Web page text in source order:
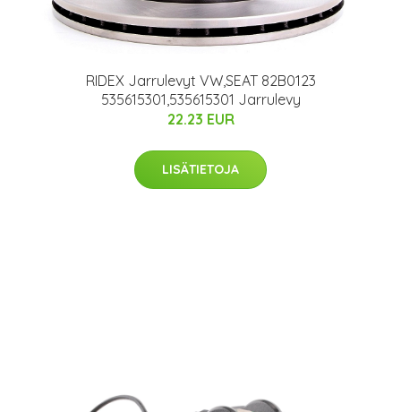
RIDEX Jarrulevyt VW,SEAT 82B0123
535615301,535615301 Jarrulevy
22.23 EUR
LISÄTIETOJA